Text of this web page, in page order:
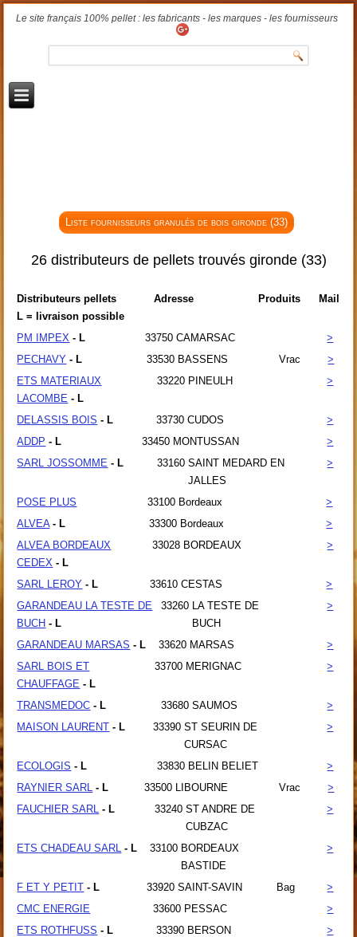
Le site français 100% pellet : les fabricants - les marques - les fournisseurs
Liste fournisseurs granulés de bois gironde (33)
26 distributeurs de pellets trouvés gironde (33)
Distributeurs pellets
L = livraison possible
Adresse Produits Mail
PM IMPEX - L 33750 CAMARSAC
>
PECHAVY - L 33530 BASSENS Vrac
>
ETS MATERIAUX
LACOMBE - L
33220 PINEULH >
DELASSIS BOIS - L 33730 CUDOS
>
ADDP - L 33450 MONTUSSAN
>
SARL JOSSOMME - L 33160 SAINT MEDARD EN
JALLES
>
POSE PLUS 33100 Bordeaux
>
ALVEA - L 33300 Bordeaux
>
ALVEA BORDEAUX
CEDEX - L
33028 BORDEAUX >
SARL LEROY - L 33610 CESTAS
>
GARANDEAU LA TESTE DE
BUCH - L
33260
LA TESTE DE
BUCH
>
GARANDEAU MARSAS - L 33620 MARSAS
>
SARL BOIS ET
CHAUFFAGE - L
33700 MERIGNAC >
TRANSMEDOC - L 33680 SAUMOS
>
MAISON LAURENT - L 33390 ST SEURIN DE
CURSAC
>
ECOLOGIS - L 33830 BELIN BELIET
>
RAYNIER SARL
- L 33500 LIBOURNE Vrac
>
FAUCHIER SARL
- L 33240 ST ANDRE DE
CUBZAC
>
ETS CHADEAU SARL - L 33100 BORDEAUX
BASTIDE
>
F ET Y PETIT - L 33920 SAINT-SAVIN Bag
>
CMC ENERGIE
33600 PESSAC
>
ETS ROTHFUSS - L 33390 BERSON
>